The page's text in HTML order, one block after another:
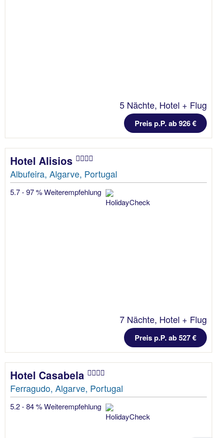
5 Nächte, Hotel + Flug
Preis p.P. ab 926 €
Hotel Alisios
Albufeira, Algarve, Portugal
5.7 - 97 % Weiterempfehlung
7 Nächte, Hotel + Flug
Preis p.P. ab 527 €
Hotel Casabela
Ferragudo, Algarve, Portugal
5.2 - 84 % Weiterempfehlung